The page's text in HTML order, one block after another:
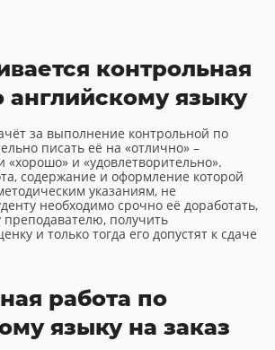
контрольная
английскому языку
за выполнение контрольной по
писать её на «отлично» –
«хорошо» и «удовлетворительно».
содержание и оформление которой
указаниям, не
необходимо срочно её доработать,
преподавателю, получить
и только тогда его допустят к сдаче
работа по
языку на заказ